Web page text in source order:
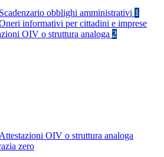
Scadenzario obblighi amministrativi 1
informativi per cittadini e imprese
OIV o struttura analoga 2
Attestazioni OIV o struttura analoga
zero